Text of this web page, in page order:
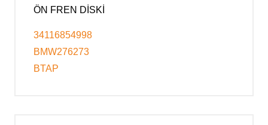
ÖN FREN DİSKİ
34116854998
BMW276273
BTAP